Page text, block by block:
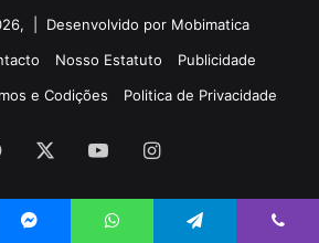
| Desenvolvido por Mobimatica
Nosso Estatuto
Publicidade
e Codições Politica de Privacidade
Facebook YouTubeInstagram